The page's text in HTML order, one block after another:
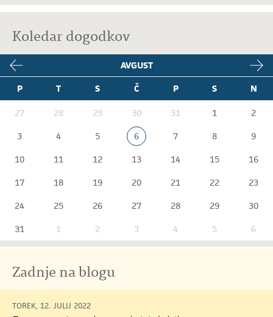
Koledar dogodkov
AVGUST
P
T S Č P S N
27 28 29 30 31 1
2
3
4 5 6 7 8
9
10
11 12 13 14 15
16
17
18 19 20 21 22
23
24
25 26 27 28 29
30
31
1 2 3 4 5 6
Zadnje na blogu
TOREK, 12. JULIJ 2022